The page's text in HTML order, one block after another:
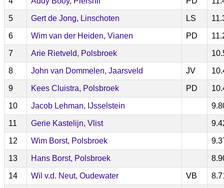
5 Gert de Jong, Linschoten LS
6 Wim van der Heiden, Vianen PD
7 Arie Rietveld, Polsbroek
8 John van Dommelen, Jaarsveld JV
9 Kees Cluistra, Polsbroek PD
10 Jacob Lehman, IJsselstein
11 Gerie Kastelijn, Vlist
12 Wim Borst, Polsbroek
13 Hans Borst, Polsbroek
14 Wil v.d. Neut, Oudewater VB